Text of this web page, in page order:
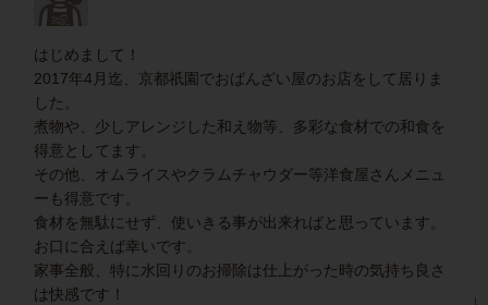
はじめまして！
2017年4月迄、京都祇園でおばんざい屋のお店をして居りま
した。
煮物や、少しアレンジした和え物等、多彩な食材での和食を
得意としてます。
その他、オムライスやクラムチャウダー等洋食屋さんメニュ
ーも得意です。
食材を無駄にせず、使いきる事が出来ればと思っています。
お口に合えば幸いです。
家事全般、特に水回りのお掃除は仕上がった時の気持ち良さ
は快感です！